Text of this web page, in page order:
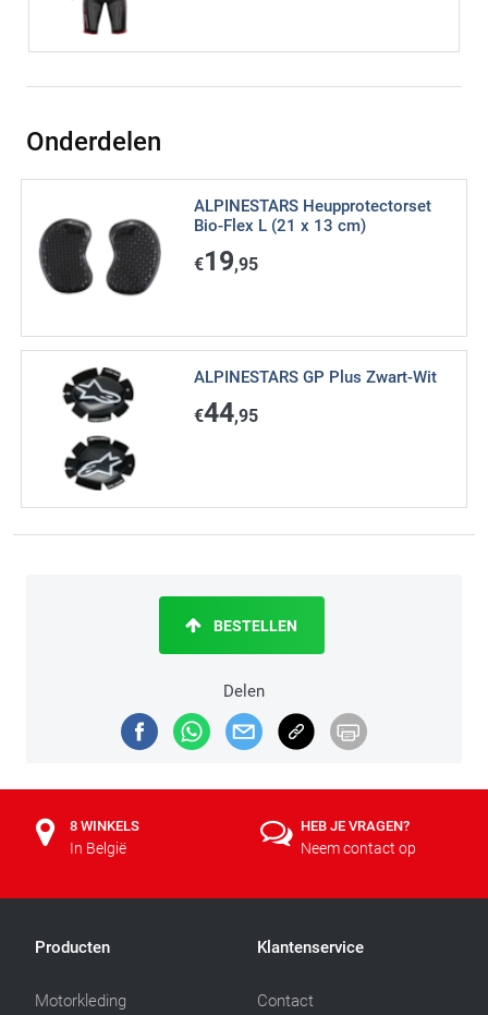
Onderdelen
ALPINESTARS Heupprotectorset
Bio-Flex L (21 x 13 cm)
€19,95
ALPINESTARS GP Plus Zwart-Wit
€44,95
Delen
BESTELLEN
8 WINKELS
In België
HEB JE VRAGEN?
Neem contact op
Producten
Motorkleding
Klantenservice
Contact